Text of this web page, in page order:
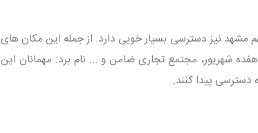
نیز دسترسی بسیار خوبی دارد. از جمله این مکان های
شهریور، مجتمع تجاری ضامن و ... نام برد. مهمانان این
دسترسی پیدا کنند.